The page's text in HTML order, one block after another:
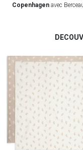
Copenhagen avec